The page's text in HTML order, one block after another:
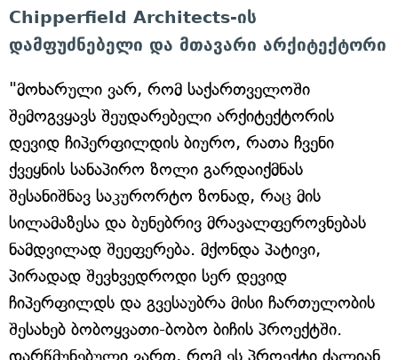
Chipperfield Architects-ის
დამფუძნებელი და მთავარი არქიტექტორი
"მოხარული ვარ, რომ საქართველოში
შემოგვყავს შეუდარებელი არქიტექტორის
დევიდ ჩიპერფილდის ბიურო, რათა ჩვენი
ქვეყნის სანაპირო ზოლი გარდაიქმნას
შესანიშნავ საკურორტო ზონად, რაც მის
სილამაზესა და ბუნებრივ მრავალფეროვნებას
ნამდვილად შეეფერება. მქონდა პატივი,
პირადად შევხვედროდი სერ დევიდ
ჩიპერფილდს და გვესაუბრა მისი ჩართულობის
შესახებ ბობოყვათი-ბობო ბიჩის პროექტში.